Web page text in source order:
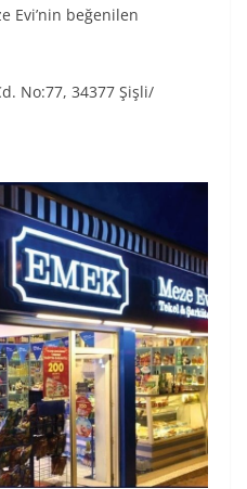
Evi’nin beğenilen
No:77, 34377 Şişli/